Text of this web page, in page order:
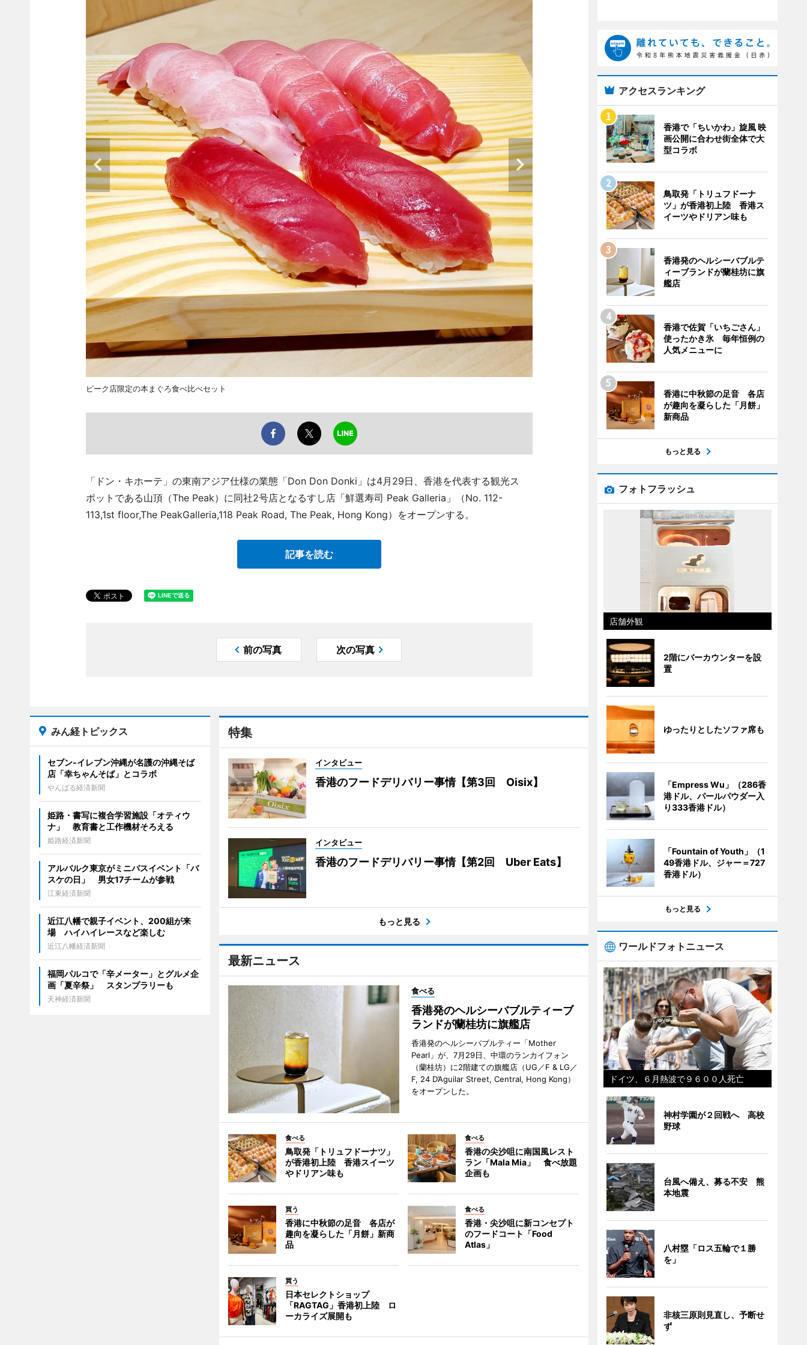
ピーク店限定の本まぐろ食べ比べセット
「ドン・キホーテ」の東南アジア仕様の業態「Don Don Donki」は4月29日、香港を代表する観光ス
ポットである山頂（The Peak）に同社2号店となるすし店「鮮選寿司 Peak Galleria」（No. 112-
113,1st floor,The PeakGalleria,118 Peak Road, The Peak, Hong Kong）をオープンする。
記事を読む
前の写真 次の写真
特集
インタビュー
香港のフードデリバリー事情【第3回 Oisix】
インタビュー
香港のフードデリバリー事情【第2回 Uber Eats】
もっと見る
最新ニュース
食べる
香港発のヘルシーバブルティーブ
ランドが蘭桂坊に旗艦店
香港発のヘルシーバブルティー「Mother
Pearl」が、7月29日、中環のランカイフォン
（蘭桂坊）に2階建ての旗艦店（UG／F & LG／
F, 24 D’Aguilar Street, Central, Hong Kong）
をオープンした。
食べる
鳥取発「トリュフドーナツ」
が香港初上陸 香港スイーツ
やドリアン味も
食べる
香港の尖沙咀に南国風レスト
ラン「Mala Mia」 食べ放題
企画も
買う
香港に中秋節の足音 各店が
趣向を凝らした「月餅」新商
品
食べる
香港・尖沙咀に新コンセプト
のフードコート「Food
Atlas」
買う
日本セレクトショップ
「RAGTAG」香港初上陸 ロ
ーカライズ展開も
みん経トピックス
セブン‐イレブン沖縄が名護の沖縄そば
店「幸ちゃんそば」とコラボ
やんばる経済新聞
姫路・書写に複合学習施設「オティウ
ナ」 教育書と工作機材そろえる
姫路経済新聞
アルバルク東京がミニバスイベント「バ
スケの日」 男女17チームが参戦
江東経済新聞
近江八幡で親子イベント、200組が来
場 ハイハイレースなど楽しむ
近江八幡経済新聞
福岡パルコで「辛メーター」とグルメ企
画「夏辛祭」 スタンプラリーも
天神経済新聞
アクセスランキング
香港で「ちいかわ」旋風 映
画公開に合わせ街全体で大
型コラボ
鳥取発「トリュフドーナ
ツ」が香港初上陸 香港ス
イーツやドリアン味も
香港発のヘルシーバブルテ
ィーブランドが蘭桂坊に旗
艦店
香港で佐賀「いちごさん」
使ったかき氷 毎年恒例の
人気メニューに
香港に中秋節の足音 各店
が趣向を凝らした「月餅」
新商品
もっと見る
フォトフラッシュ
店舗外観
2階にバーカウンターを設
置
ゆったりとしたソファ席も
「Empress Wu」（286香
港ドル、パールパウダー入
り333香港ドル）
「Fountain of Youth」（1
49香港ドル、ジャー＝727
香港ドル）
もっと見る
ワールドフォトニュース
ドイツ、６月熱波で９６００人死亡
神村学園が２回戦へ 高校
野球
台風へ備え、募る不安 熊
本地震
八村塁「ロス五輪で１勝
を」
非核三原則見直し、予断せ
ず